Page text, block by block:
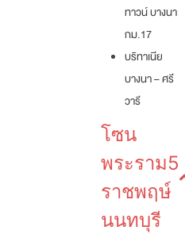
ทาวน์ บางนา
กม.17
บริทาเนีย
บางนา – ศรี
วารี
โซน
พระราม5
ราชพฤษ์
นนทบุรี